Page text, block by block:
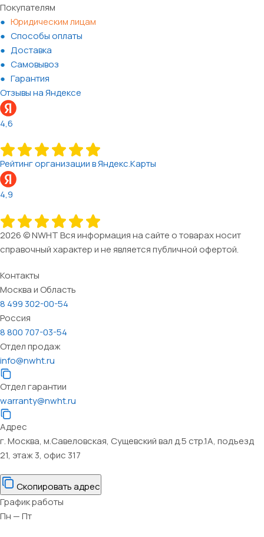
Покупателям
Юридическим лицам
Способы оплаты
Доставка
Самовывоз
Гарантия
Отзывы на Яндексе
4,6
Рейтинг организации в Яндекс.Карты
4,9
2026 © NWHT Вся информация на сайте о товарах носит
справочный характер и не является публичной офертой.
Контакты
Москва и Область
8 499 302-00-54
Россия
8 800 707-03-54
Отдел продаж
info@nwht.ru
Отдел гарантии
warranty@nwht.ru
Адрес
г. Москва, м.Савеловская, Сущевский вал д.5 стр.1А, подъезд
21, этаж 3, офис 317
Скопировать адрес
График работы
Пн — Пт